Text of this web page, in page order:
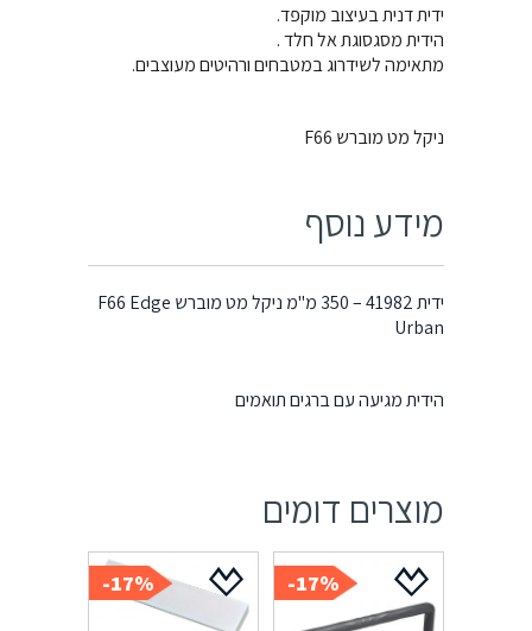
ידית דנית בעיצוב מוקפד.
הידית מסגסוגת אל חלד .
מתאימה לשידרוג במטבחים ורהיטים מעוצבים.
ניקל מט מוברש F66
מידע נוסף
ידית 41982 – 350 מ"מ ניקל מט מוברש F66 Edge
Urban
הידית מגיעה עם ברגים תואמים
מוצרים דומים
17%-
17%-